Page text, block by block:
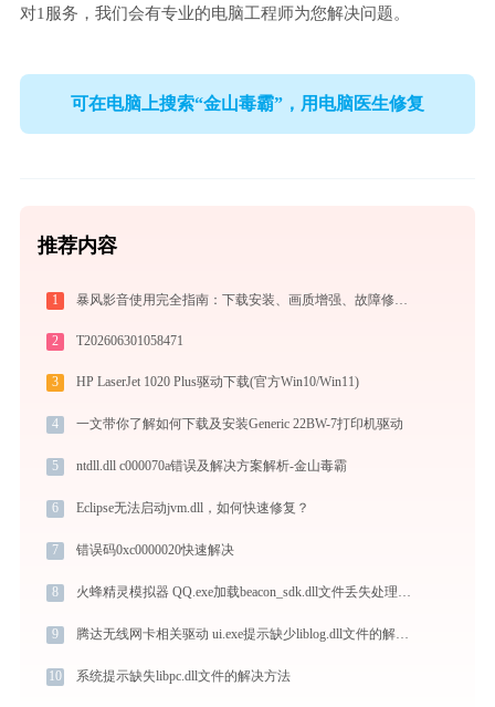
对1服务，我们会有专业的电脑工程师为您解决问题。
可在电脑上搜索“金山毒霸”，用电脑医生修复
推荐内容
1 暴风影音使用完全指南：下载安装、画质增强、故障修复与播放器对比
2 T202606301058471
3 HP LaserJet 1020 Plus驱动下载(官方Win10/Win11)
4 一文带你了解如何下载及安装Generic 22BW-7打印机驱动
5 ntdll.dll c000070a错误及解决方案解析-金山毒霸
6 Eclipse无法启动jvm.dll，如何快速修复？
7 错误码0xc0000020快速解决
8 火蜂精灵模拟器 QQ.exe加载beacon_sdk.dll文件丢失处理办法
9 腾达无线网卡相关驱动 ui.exe提示缺少liblog.dll文件的解决办法
10 系统提示缺失libpc.dll文件的解决方法